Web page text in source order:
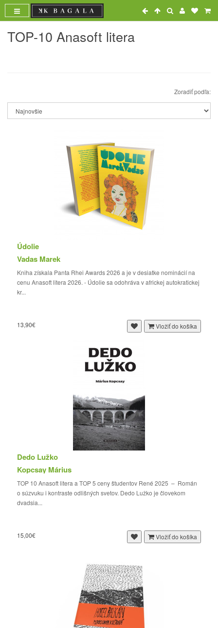
TOP-10 Anasoft litera
Zoradiť podľa:
Údolie
Vadas Marek
Kniha získala Panta Rhei Awards 2026 a je v desiatke nominácií na
cenu Anasoft litera 2026. - Údolie sa odohráva v africkej autokratickej
kr...
13,90€ Vložiť do košíka
Dedo Lužko
Kopcsay Márius
TOP 10 Anasoft litera a TOP 5 ceny študentov René 2025 – Román
o súzvuku i kontraste odlišných svetov. Dedo Lužko je človekom
dvadsia...
15,00€ Vložiť do košíka